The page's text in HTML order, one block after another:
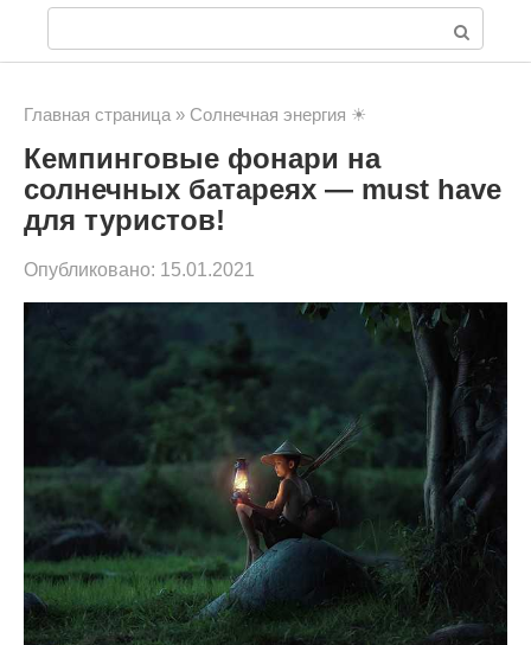
о
и
с
к
Главная страница » Солнечная энергия ☀
Кемпинговые фонари на
солнечных батареях — must have
для туристов!
Опубликовано: 15.01.2021